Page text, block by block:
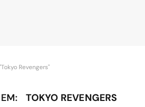
Revengers"
TOKYO REVENGERS